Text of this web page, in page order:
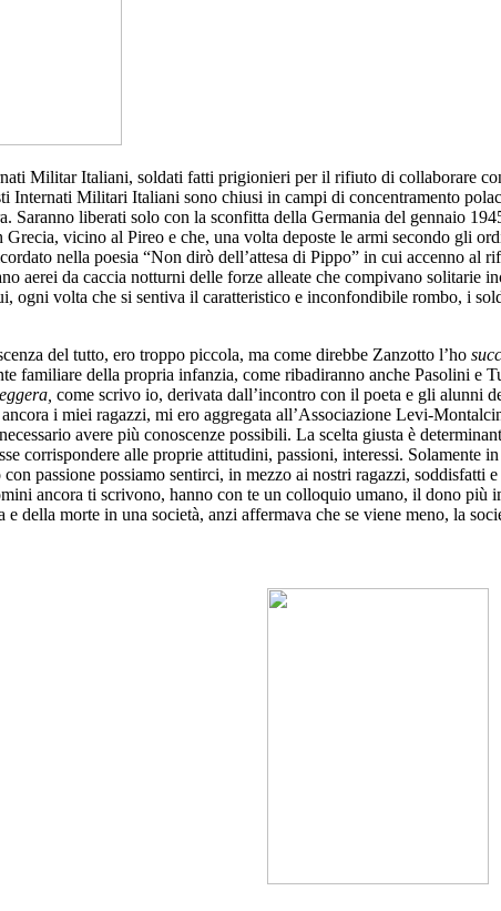
Militar Italiani, soldati fatti prigionieri per il rifiuto di collaborare
Internati Militari Italiani sono chiusi in campi di concentramento
liberati solo con la sconfitta della Germania del gennaio
vicino al Pireo e che, una volta deposte le armi secondo gli
nella poesia “Non dirò dell’attesa di Pippo” in cui accenno al
aerei da caccia notturni delle forze alleate che compivano solitarie
ogni volta che si sentiva il caratteristico e inconfondibile rombo, i
del tutto, ero troppo piccola, ma come direbbe Zanzotto l’ho
familiare della propria infanzia, come ribadiranno anche Pasolini e
come scrivo io, derivata dall’incontro con il poeta e gli alunni
i miei ragazzi, mi ero aggregata all’Associazione Levi-
avere più conoscenze possibili. La scelta giusta è
corrispondere alle proprie attitudini, passioni, interessi. Solamente
passione possiamo sentirci, in mezzo ai nostri ragazzi, soddisfatti
ancora ti scrivono, hanno con te un colloquio umano, il dono più
della morte in una società, anzi affermava che se viene meno, la